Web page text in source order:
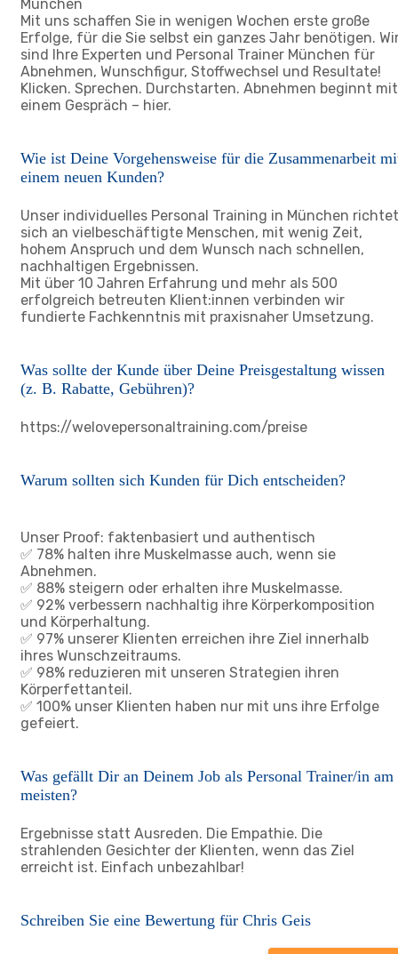
München
Mit uns schaffen Sie in wenigen Wochen erste große
Erfolge, für die Sie selbst ein ganzes Jahr benötigen.
sind Ihre Experten und Personal Trainer München für
Abnehmen, Wunschfigur, Stoffwechsel und Resultate!
Klicken. Sprechen. Durchstarten. Abnehmen beginnt mit
einem Gespräch – hier.
Wie ist Deine Vorgehensweise für die Zusammenarbeit
einem neuen Kunden?
Unser individuelles Personal Training in München richtet
sich an vielbeschäftigte Menschen, mit wenig Zeit,
hohem Anspruch und dem Wunsch nach schnellen,
nachhaltigen Ergebnissen.
Mit über 10 Jahren Erfahrung und mehr als 500
erfolgreich betreuten Klient:innen verbinden wir
fundierte Fachkenntnis mit praxisnaher Umsetzung.
Was sollte der Kunde über Deine Preisgestaltung wissen
(z. B. Rabatte, Gebühren)?
https://welovepersonaltraining.com/preise
Warum sollten sich Kunden für Dich entscheiden?
Unser Proof: faktenbasiert und authentisch
✅ 78% halten ihre Muskelmasse auch, wenn sie
Abnehmen.
✅ 88% steigern oder erhalten ihre Muskelmasse.
✅ 92% verbessern nachhaltig ihre Körperkomposition
und Körperhaltung.
✅ 97% unserer Klienten erreichen ihre Ziel innerhalb
ihres Wunschzeitraums.
✅ 98% reduzieren mit unseren Strategien ihren
Körperfettanteil.
✅ 100% unser Klienten haben nur mit uns ihre Erfolge
gefeiert.
Was gefällt Dir an Deinem Job als Personal Trainer/in am
meisten?
Ergebnisse statt Ausreden. Die Empathie. Die
strahlenden Gesichter der Klienten, wenn das Ziel
erreicht ist. Einfach unbezahlbar!
Schreiben Sie eine Bewertung für Chris Geis